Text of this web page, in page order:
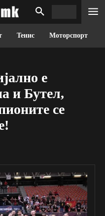
Тенис Моторспорт
е
и Бутел,
се